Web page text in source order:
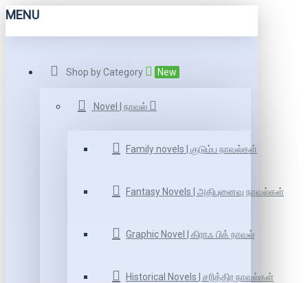
MENU
Shop by Category New
Novel | நாவல்
Family novels | குடும்ப நாவல்கள்
Fantasy Novels | அதிபுனைவு நாவல்கள்
Graphic Novel | கிராஃ பிக் நாவல்
Historical Novels | சரித்திர நாவல்கள்